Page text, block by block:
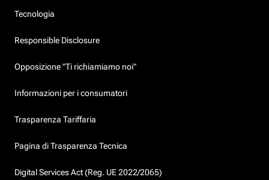
Tecnologia
Responsible Disclosure
Opposizione "Ti richiamiamo noi"
Informazioni per i consumatori
Trasparenza Tariffaria
Pagina di Trasparenza Tecnica
Digital Services Act (Reg. UE 2022/2065)